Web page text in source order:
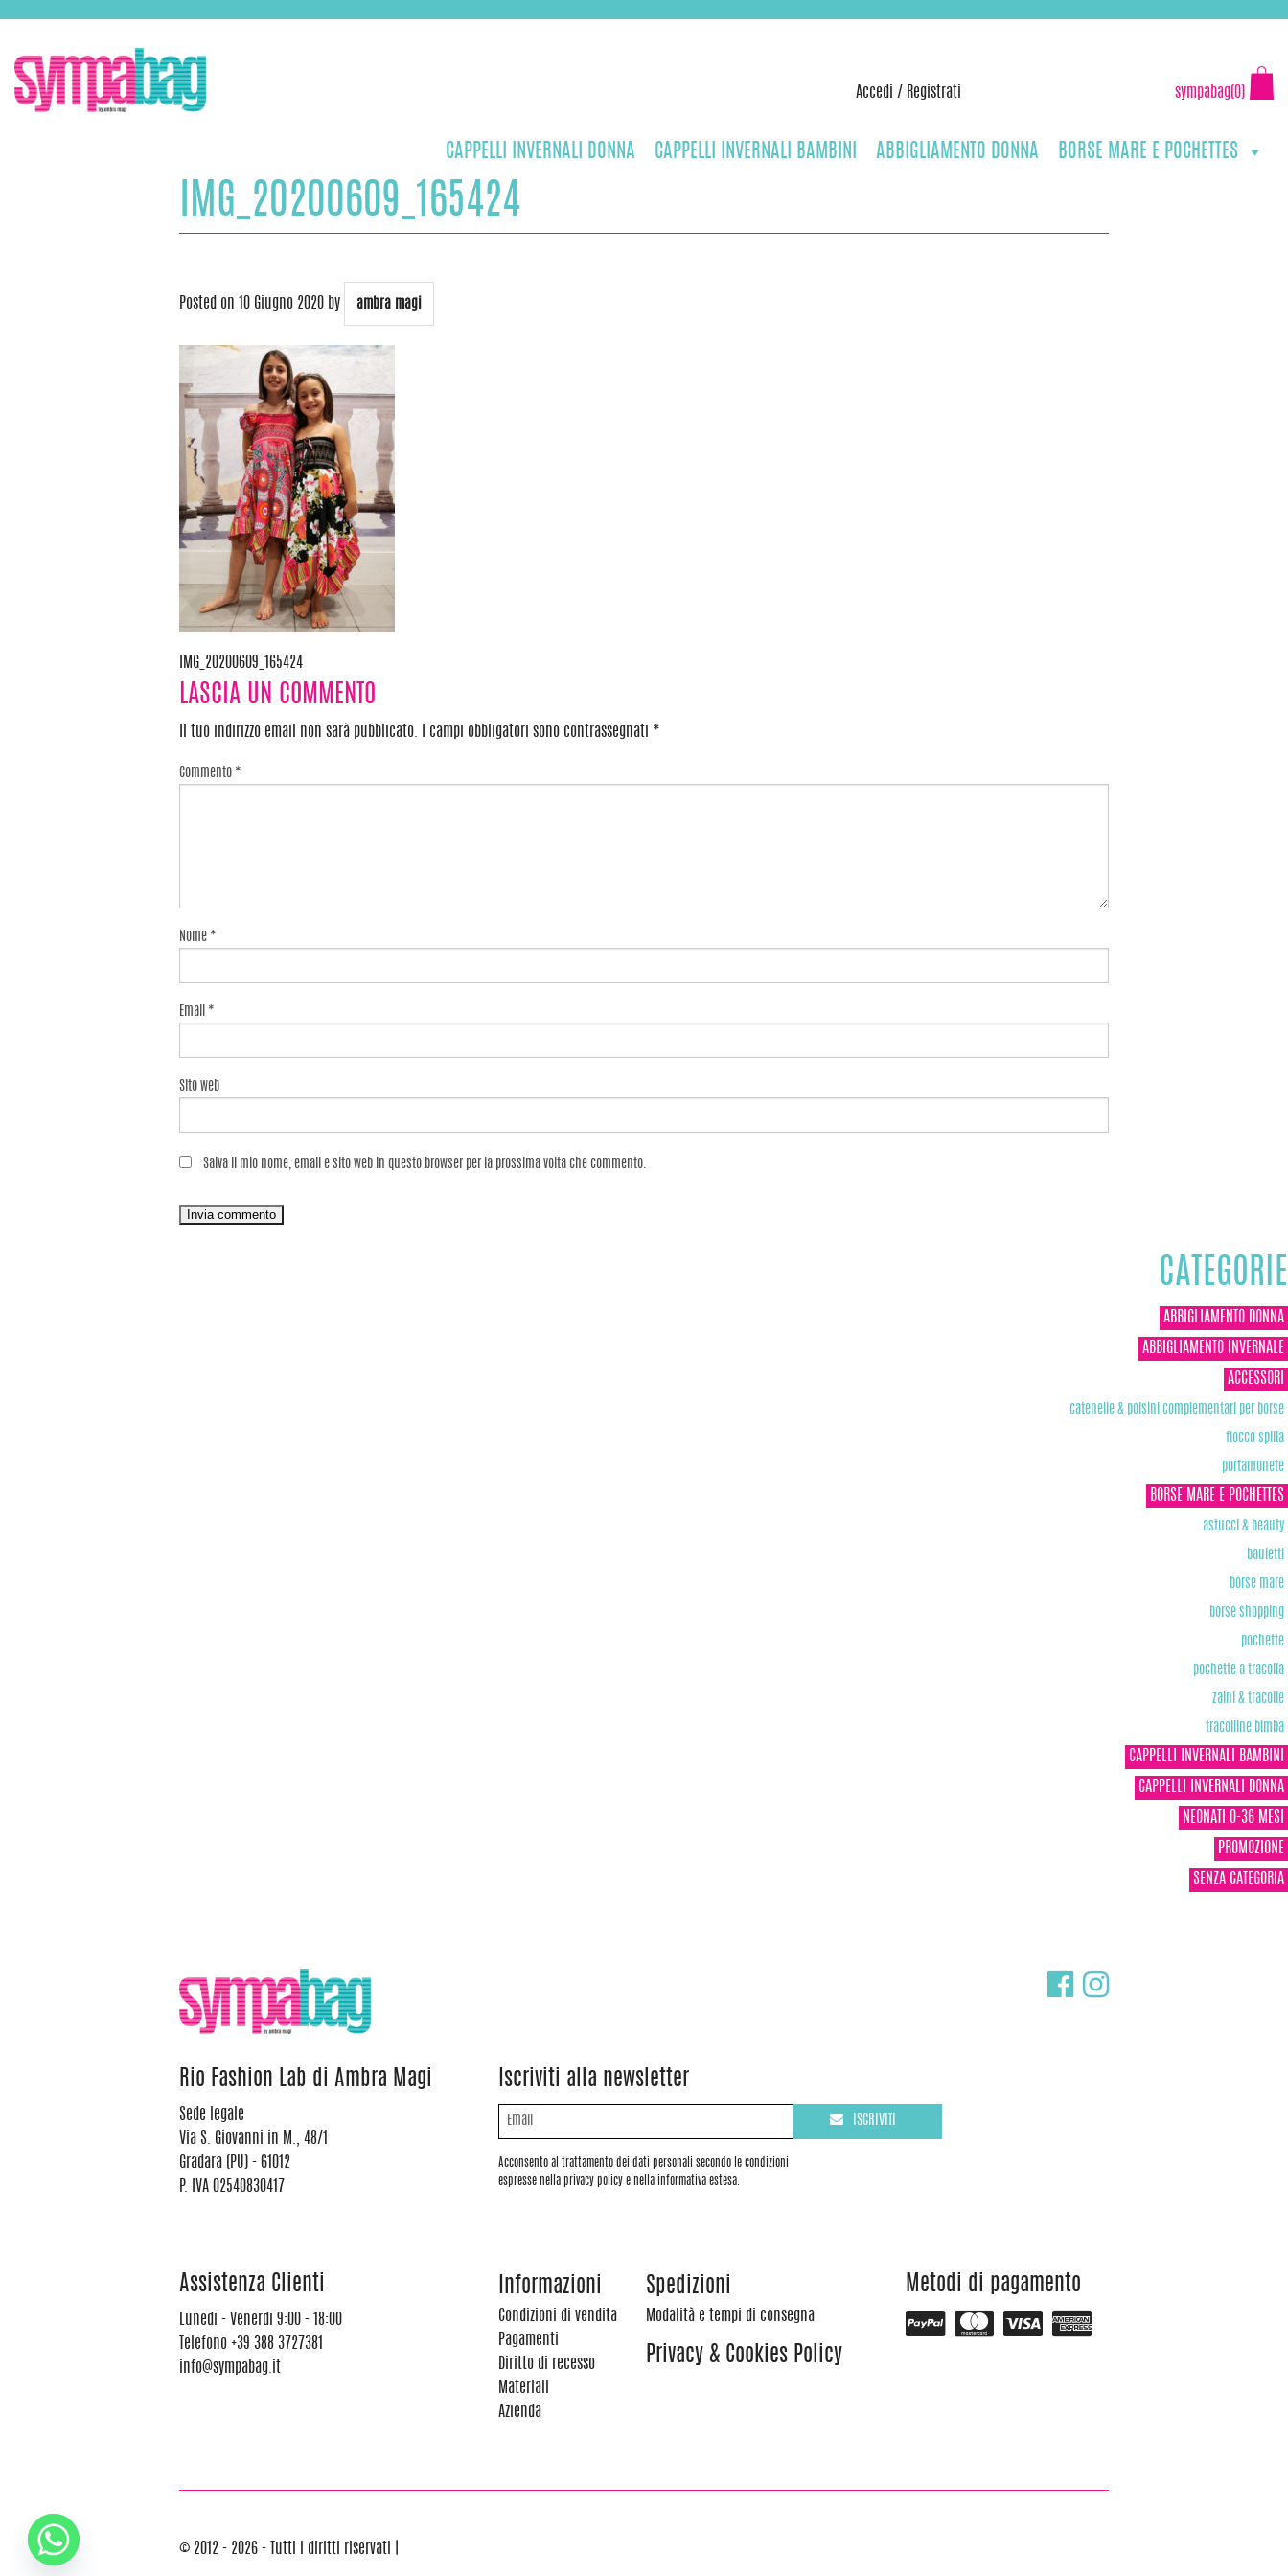
content
Accedi / Registrati sympabag(0)
CAPPELLI INVERNALI DONNA CAPPELLI INVERNALI BAMBINI ABBIGLIAMENTO DONNA BORSE MARE E POCHETTES
IMG_20200609_165424
Posted on 10 Giugno 2020 by ambra magi
Navigazione
articoli
IMG_20200609_165424
LASCIA UN COMMENTO
Il tuo indirizzo email non sarà pubblicato. I campi obbligatori sono contrassegnati *
Commento *
Nome *
Email *
Sito web
Salva il mio nome, email e sito web in questo browser per la prossima volta che commento.
CATEGORIE
ABBIGLIAMENTO DONNA
ABBIGLIAMENTO INVERNALE
ACCESSORI
catenelle & polsini complementari per borse
fiocco spilla
portamonete
BORSE MARE E POCHETTES
astucci & beauty
bauletti
borse mare
borse shopping
pochette
pochette a tracolla
zaini & tracolle
tracolline bimba
CAPPELLI INVERNALI BAMBINI
CAPPELLI INVERNALI DONNA
NEONATI 0-36 MESI
PROMOZIONE
SENZA CATEGORIA
Rio Fashion Lab di Ambra Magi
Sede legale
Via S. Giovanni in M., 48/1
Gradara (PU) - 61012
P. IVA 02540830417
Iscriviti alla newsletter
Acconsento al trattamento dei dati personali secondo le condizioni
espresse nella privacy policy e nella informativa estesa.
ISCRIVITI
Assistenza Clienti
Lunedi - Venerdi 9:00 - 18:00
Telefono +39 388 3727381
info@sympabag.it
Informazioni
Condizioni di vendita
Pagamenti
Diritto di recesso
Materiali
Azienda
Spedizioni
Modalità e tempi di consegna
Privacy & Cookies Policy
Metodi di pagamento
© 2012 - 2026 - Tutti i diritti riservati |